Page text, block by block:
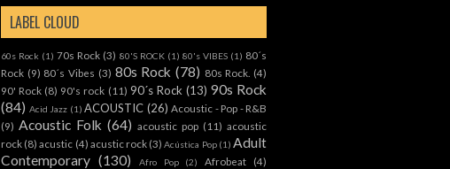
LABEL CLOUD
60s Rock (1) 70s Rock (3) 80'S ROCK (1) 80's VIBES (1) 80´s
Rock (9) 80´s Vibes (3) 80s Rock (78) 80s Rock. (4)
90' Rock (8) 90's rock (11) 90´s Rock (13) 90s Rock
(84) Acid Jazz (1) ACOUSTIC (26) Acoustic - Pop - R&B
(9) Acoustic Folk (64) acoustic pop (11) acoustic
rock (8) acustic (4) acustic rock (3) Acústica Pop (1) Adult
Contemporary (130) Afro Pop (2) Afrobeat
(4)